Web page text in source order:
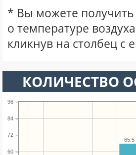
* Вы можете
о температуре
кликнув на столбец с
КОЛИЧЕСТВО
60
72
84
96
65.5